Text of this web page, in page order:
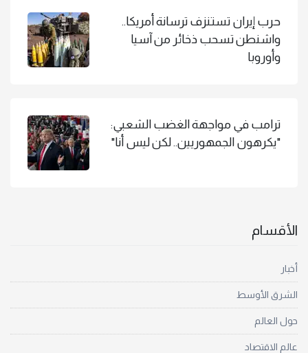
حرب إيران تستنزف ترسانة أمريكا..
واشنطن تسحب ذخائر من آسيا
وأوروبا
ترامب في مواجهة الغضب الشعبي:
"يكرهون الجمهوريين.. لكن ليس أنا"
الأقسام
أخبار
الشرق الأوسط
حول العالم
عالم الاقتصاد